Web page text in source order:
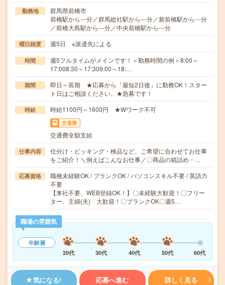
勤務地
群馬県前橋市
前橋駅から---分／群馬総社駅から---分／新前橋駅から---分
／前橋大島駅から---分／中央前橋駅から---分
曜日頻度 週5日 ※派遣先による
時間
週5フルタイムがメインです！＜勤務時間の例＞8:00～
17:008:30～17:309:00～18:…
期間
即日～長期 ★応募から「最短2日後」に勤務OK！スター
ト日はご相談ください。★急募です！
時給 時給1100円～1600円 ★Wワーク不可
交通費
交通費全額支給
仕事内容
仕分け・ピッキング・検品など、ご希望に合わせてお仕事
をご紹介！＼例えばこんなお仕事／〇商品の箱詰め・…
応募資格
職種未経験OK / ブランクOK / パソコンスキル不要 / 英語力
不要
【来社不要、WEB登録OK！】〇未経験大歓迎！〇フリー
ター、主婦(夫) 大歓迎！〇ブランクOK〇週5…
職場の雰囲気
年齢層
20代
30代 40代 50代 60代
気になる! 応募へ進む 詳しく見る